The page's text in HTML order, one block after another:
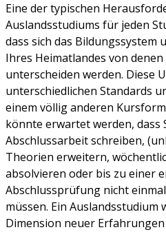
Eine der typischen
Auslandsstudiums für jeden
dass sich das Bildungssystem
Ihres Heimatlandes von
unterscheiden werden. Diese
unterschiedlichen Standards
einem völlig anderen
könnte erwartet werden, dass
Abschlussarbeit schreiben,
Theorien erweitern,
absolvieren oder bis zu einer
Abschlussprüfung nicht
müssen. Ein Auslandsstudium
Dimension neuer